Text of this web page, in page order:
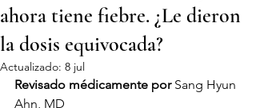
ahora tiene fiebre. ¿Le dieron
la dosis equivocada?
Actualizado: 8 jul
Revisado médicamente por Sang Hyun
Ahn, MD